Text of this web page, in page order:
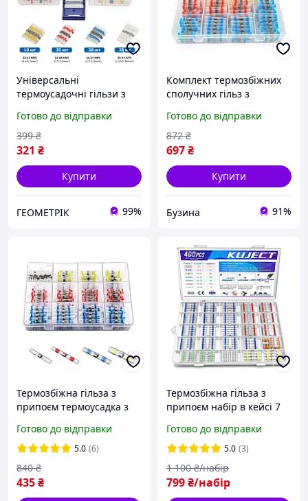
Універсальні
термоусадочні гільзи з
4 види
Готово до відправки
321 ₴
399 ₴
Купити
ГЕОМЕТРІК 99%
Комплект термозбіжних
сполучних гільз з
проводів 0.25-6.00mm²
buzyna
Готово до відправки
697₴
872 ₴
Купити
Бузина 91%
Термозбіжна гільза з
припоєм термоусадка з
Готово до відправки
5.0 (6)
435₴
840 ₴
Термозбіжна гільза з
припоєм набір в кейсі 7
Готово до відправки
5.0 (3)
799₴/набір
1 100 ₴/набір